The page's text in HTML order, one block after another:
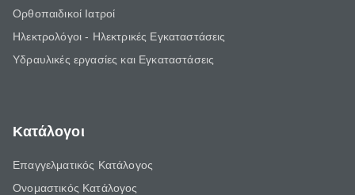
Ορθοπαιδικοί Ιατροί
Ηλεκτρολόγοι - Ηλεκτρικές Εγκαταστάσεις
Υδραυλικές εργασίες και Εγκαταστάσεις
Κατάλογοι
Επαγγελματικός Κατάλογος
Ονομαστικός Κατάλογος